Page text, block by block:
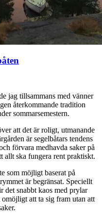
jag tillsammans med vänner
återkommande tradition
sommarsemestern.
att det är roligt, utmanande
är segelbåtars tendens
förvara medhavda saker på
allt ska fungera rent praktiskt.
som möjligt baserat på
är begränsat. Speciellt
det snabbt kaos med prylar
att ta sig fram utan att